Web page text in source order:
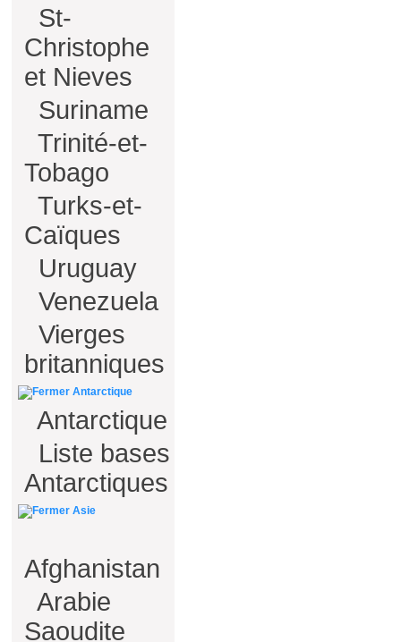
St-
Christophe
et Nieves
Suriname
Trinité-et-
Tobago
Turks-et-
Caïques
Uruguay
Venezuela
Vierges
britanniques
Antarctique
Antarctique
Liste bases
Antarctiques
Asie
Afghanistan
Arabie
Saoudite